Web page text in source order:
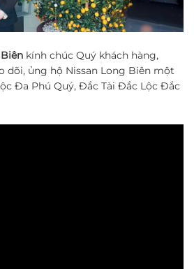
kính chúc Quý khách hàng,
dõi, ủng hộ Nissan Long Biên một
Đa Phú Quý, Đắc Tài Đắc Lộc Đắc